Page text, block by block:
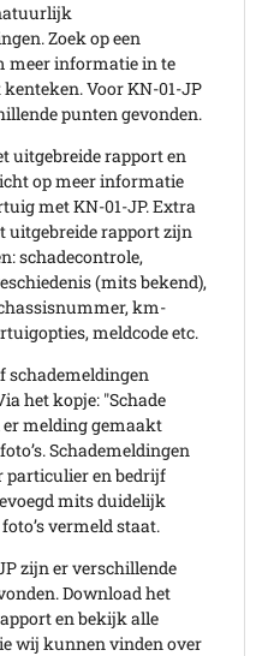
Zoek op een
meer informatie in te
Voor KN-01-JP
punten gevonden.
uitgebreide rapport en
op meer informatie
met KN-01-JP. Extra
uitgebreide rapport zijn
schadecontrole,
(mits bekend),
km-
meldcode etc.
schademeldingen
het kopje: "Schade
melding gemaakt
Schademeldingen
particulier en bedrijf
mits duidelijk
vermeld staat.
zijn er verschillende
Download het
en bekijk alle
wij kunnen vinden over